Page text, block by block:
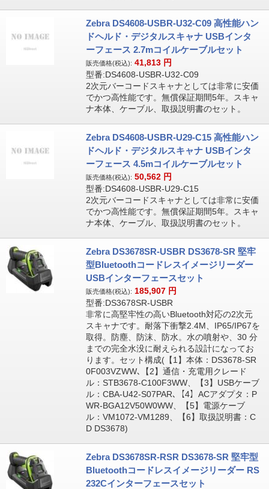
Zebra DS4608-USBR-U32-C09 高性能ハン
ドヘルド・デジタルスキャナ USBインタ
ーフェース 2.7mコイルケーブルセット
販売価格(税込): 41,813 円
型番:DS4608-USBR-U32-C09
2次元バーコードスキャナとしては非常に安価
でかつ高性能です。無償保証期間5年。スキャ
ナ本体、ケーブル、取扱説明書のセット。
Zebra DS4608-USBR-U29-C15 高性能ハン
ドヘルド・デジタルスキャナ USBインタ
ーフェース 4.5mコイルケーブルセット
販売価格(税込): 50,562 円
型番:DS4608-USBR-U29-C15
2次元バーコードスキャナとしては非常に安価
でかつ高性能です。無償保証期間5年。スキャ
ナ本体、ケーブル、取扱説明書のセット。
Zebra DS3678SR-USBR DS3678-SR 堅牢
型Bluetoothコードレスイメージリーダー
USBインターフェースセット
販売価格(税込): 185,907 円
型番:DS3678SR-USBR
非常に高堅牢性の高いBluetooth対応の2次元
スキャナです。耐落下衝撃2.4M、IP65/IP67を
取得。防塵、防沫、防水。水の噴射や、30 分
までの完全水没に耐えられる設計になってお
ります。セット構成(【1】本体：DS3678-SR
0F003VZWW､【2】通信・充電用クレード
ル：STB3678-C100F3WW、【3】USBケーブ
ル：CBA-U42-S07PAR､【4】ACアダプタ：P
WR-BGA12V50W0WW、【5】電源ケーブ
ル：VM1072-VM1289、【6】取扱説明書：C
D DS3678)
Zebra DS3678SR-RSR DS3678-SR 堅牢型
Bluetoothコードレスイメージリーダー RS
232Cインターフェースセット